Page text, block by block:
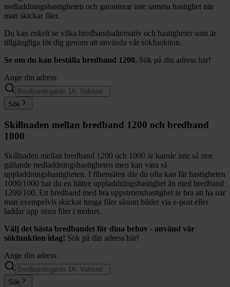
nedladdningshastigheten och garanterar inte samma hastighet när
man skickar filer.
Du kan enkelt se vilka bredbandsalternativ och hastigheter som är
tillgängliga för dig genom att använda vår sökfunktion.
Se om du kan beställa bredband 1200. Sök på din adress här!
Ange din adress
Sök
Skillnaden mellan bredband 1200 och bredband
1000
Skillnaden mellan bredband 1200 och 1000 är kansle inte så stor
gällande nedladdningshastigheten men kan vara så
uppladdningshastigheten. I fibernäten där du ofta kan får hastigheten
1000/1000 har du en bättre uppladdningshastighet än med bredband
1200/100. Ett bredband med bra uppströmshastighet är bra att ha när
man exempelvis skickar tunga filer såsom bilder via e-post eller
laddar upp stora filer i molnet.
Välj det bästa bredbandet för dina behov - använd vår
sökfunktion idag! Sök på din adress här!
Ange din adress
Sök